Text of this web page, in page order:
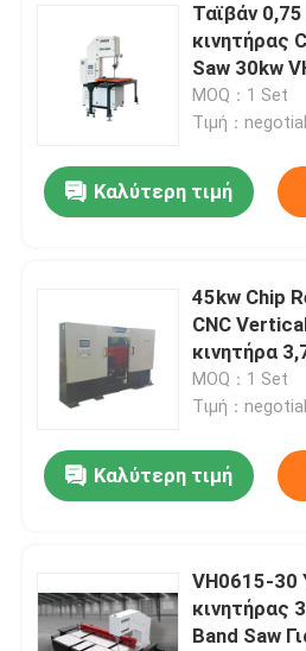
Προϊόντα
Ταϊβάν
κινητήρας
Saw 30kw
Συλλέκτης
MOQ：1 Set
Τιμή：
Καλύτερη τιμή
45kw Chip
CNC
κινητήρα
λεπίδας
MOQ：1 Set
Τιμή：
Καλύτερη τιμή
VH0615-30
κινητήρας
Band Saw